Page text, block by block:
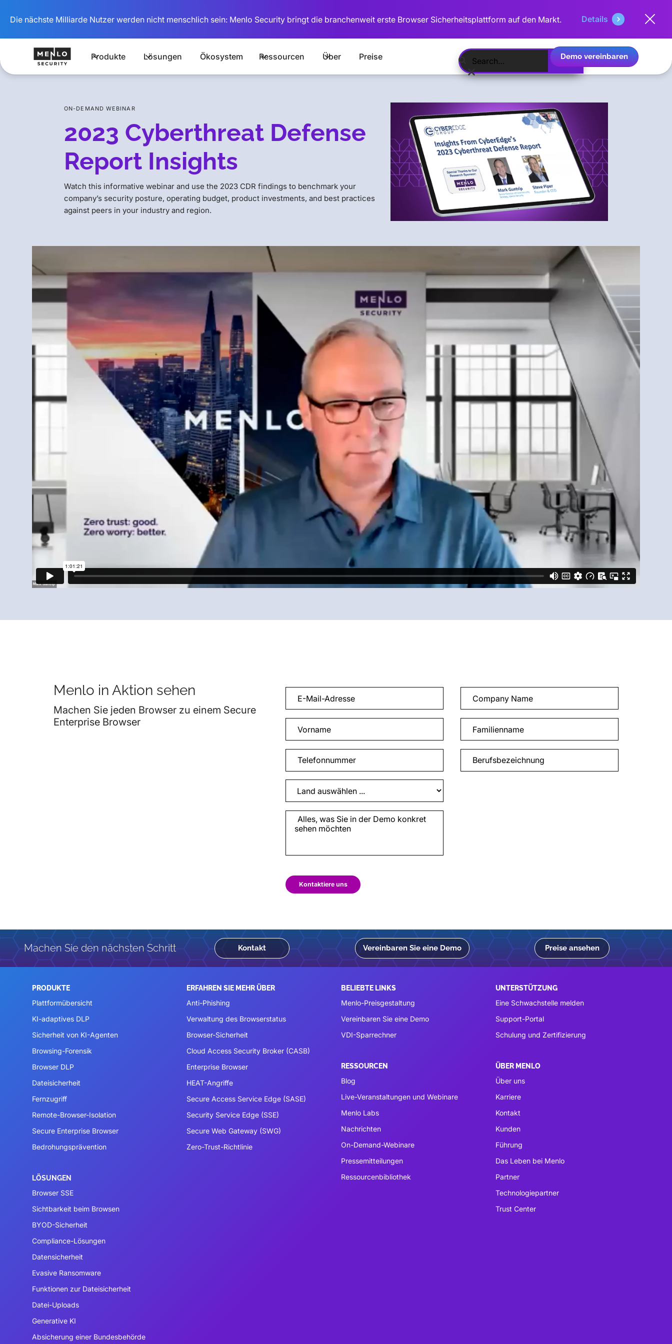
Die nächste Milliarde Nutzer werden nicht menschlich sein: Menlo Security bringt die branchenweit erste Browser Sicherheitsplattform auf den Markt. Details
Produkte Lösungen Ökosystem Ressourcen Über Preise Demo vereinbaren
ON-DEMAND WEBINAR
2023 Cyberthreat Defense
Report Insights
Watch this informative webinar and use the 2023 CDR findings to benchmark your
company’s security posture, operating budget, product investments, and best practices
against peers in your industry and region.
Menlo in Aktion sehen
Machen Sie jeden Browser zu einem Secure
Enterprise Browser
Kontaktiere uns
Machen Sie den nächsten Schritt Kontakt Vereinbaren Sie eine Demo Preise ansehen
PRODUKTE
Plattformübersicht
KI-adaptives DLP
Sicherheit von KI-Agenten
Browsing-Forensik
Browser DLP
Dateisicherheit
Fernzugriff
Remote-Browser-Isolation
Secure Enterprise Browser
Bedrohungsprävention
LÖSUNGEN
Browser SSE
Sichtbarkeit beim Browsen
BYOD-Sicherheit
Compliance-Lösungen
Datensicherheit
Evasive Ransomware
Funktionen zur Dateisicherheit
Datei-Uploads
Generative KI
Absicherung einer Bundesbehörde
ERFAHREN SIE MEHR ÜBER
Anti-Phishing
Verwaltung des Browserstatus
Browser-Sicherheit
Cloud Access Security Broker (CASB)
Enterprise Browser
HEAT-Angriffe
Secure Access Service Edge (SASE)
Security Service Edge (SSE)
Secure Web Gateway (SWG)
Zero-Trust-Richtlinie
BELIEBTE LINKS
Menlo-Preisgestaltung
Vereinbaren Sie eine Demo
VDI-Sparrechner
RESSOURCEN
Blog
Live-Veranstaltungen und Webinare
Menlo Labs
Nachrichten
On-Demand-Webinare
Pressemitteilungen
Ressourcenbibliothek
UNTERSTÜTZUNG
Eine Schwachstelle melden
Support-Portal
Schulung und Zertifizierung
ÜBER MENLO
Über uns
Karriere
Kontakt
Kunden
Führung
Das Leben bei Menlo
Partner
Technologiepartner
Trust Center